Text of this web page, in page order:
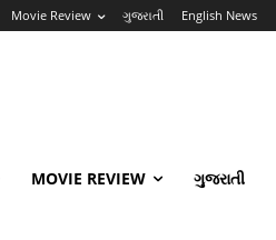
Movie Review ગુજરાતી English News
MOVIE REVIEW ગુજરાતી